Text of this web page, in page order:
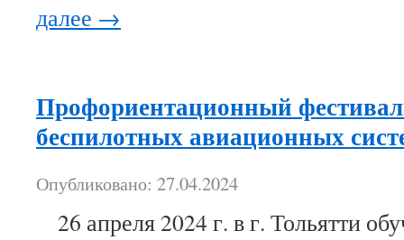
далее →
Профориентационный
беспилотных авиационных
Опубликовано: 27.04.2024
26 апреля 2024 г. в г. Тольятти